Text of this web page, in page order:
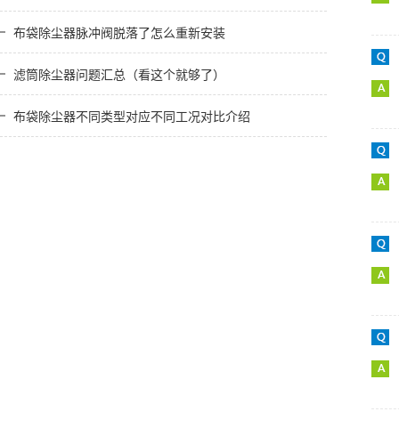
布袋除尘器脉冲阀脱落了怎么重新安装
滤筒除尘器问题汇总（看这个就够了）
布袋除尘器不同类型对应不同工况对比介绍